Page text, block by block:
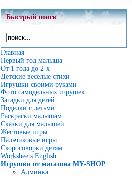
Быстрый поиск
Главная
Первый год малыша
От 1 года до 2-х
Детские веселые стихи
Игрушки своими руками
Фото самодельных игрушек
Загадки для детей
Поделки с детьми
Раскраски малышам
Сказки для малышей
Жестовые игры
Пальчиковые игры
Скороговорки детям
Worksheets English
Игрушки от магазина MY-SHOP
Админка